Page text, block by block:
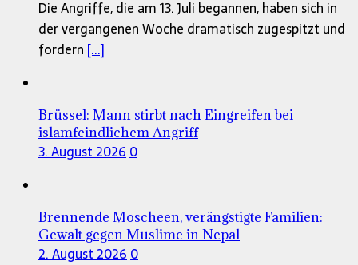
Die Angriffe, die am 13. Juli begannen, haben sich in
der vergangenen Woche dramatisch zugespitzt und
fordern [...]
Brüssel: Mann stirbt nach Eingreifen bei
islamfeindlichem Angriff
3. August 2026 0
Brennende Moscheen, verängstigte Familien:
Gewalt gegen Muslime in Nepal
2. August 2026 0